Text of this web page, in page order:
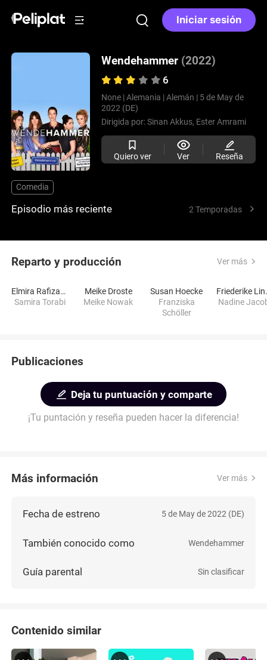
Iniciar sesión
Wendehammer (2022)
6
None | Alemania | Alemán | 5 de May de
2022 (DE)
Dirigida por:Sinan Akkus, Ester Amrami
Quiero ver Ver Reseña
Comedia
Episodio más reciente 2 Temporadas
Reparto y producción Ver más
Elmira Rafizadeh
Samira Torabi
Meike Droste
Meike Nowak
Susan Hoecke
Franziska
Schöller
Nadine
Publicaciones
Deja tu puntuación y comparte
¡Tu puntación y reseña pueden hacer la diferencia!
Más información Ver más
Fecha de estreno 5 de May de 2022 (DE)
También conocido como Wendehammer
Guía parental Sin clasificar
Contenido similar